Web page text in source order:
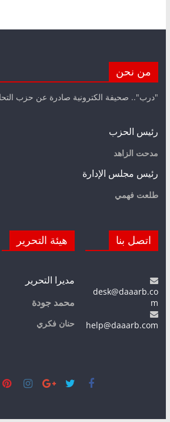
من نحن
"درب".. صحيفة الكترونية صادرة عن حزب
رئيس الحزب
مدحت الزاهد
رئيس مجلس الإدارة
طلعت فهمي
اتصل بنا
desk@daaarb.co
m
help@daaarb.com
هيئة التحرير
مديرا التحرير
محمد جودة
حنان فكري